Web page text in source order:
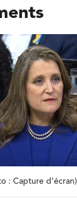
: Capture d’écran)